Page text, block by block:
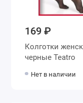
169 ₽
Колготки женские 4 размер 40 ден
черные Teatro
Нет в наличии